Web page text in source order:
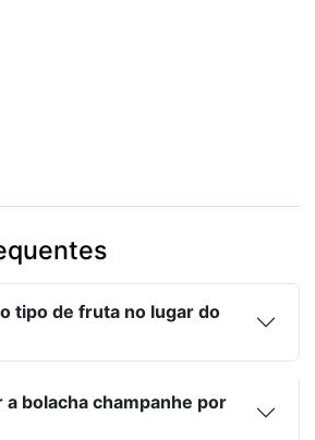
tipo de fruta no lugar do
bolacha champanhe por